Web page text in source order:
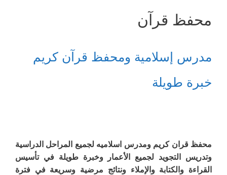
محفظ قرآن
مدرس إسلامية ومحفظ قرآن كريم
خبرة طويلة
محفظ قران كريم ومدرس اسلاميه لجميع المراحل الدراسية
وتدريس التجويد لجميع الأعمار وخبرة طويلة في تأسيس
القراءة والكتابة والإملاء ونتائج مرضية وسريعة في فترة